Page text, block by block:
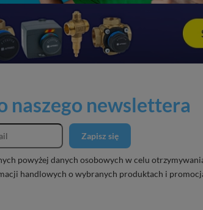
naszego newslettera
Zapisz się
powyżej danych osobowych w celu
handlowych o wybranych produktach i